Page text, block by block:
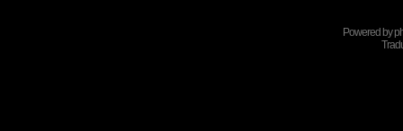
Powered by